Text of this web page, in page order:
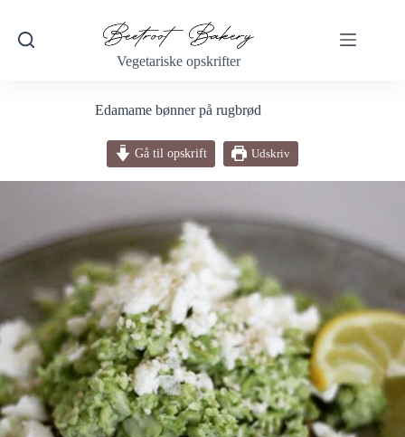
indhold
Vegetariske opskrifter
Edamame bønner på rugbrød
Gå til opskrift Udskriv